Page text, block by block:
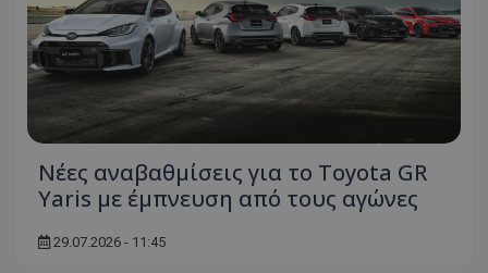
Νέες αναβαθμίσεις για το Toyota GR
Yaris με έμπνευση από τους αγώνες
29.07.2026 - 11:45